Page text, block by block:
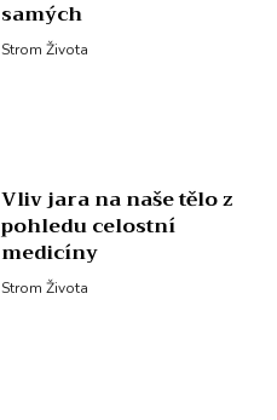
samých
Strom Života
Vliv jara na naše tělo z
pohledu celostní
medicíny
Strom Života